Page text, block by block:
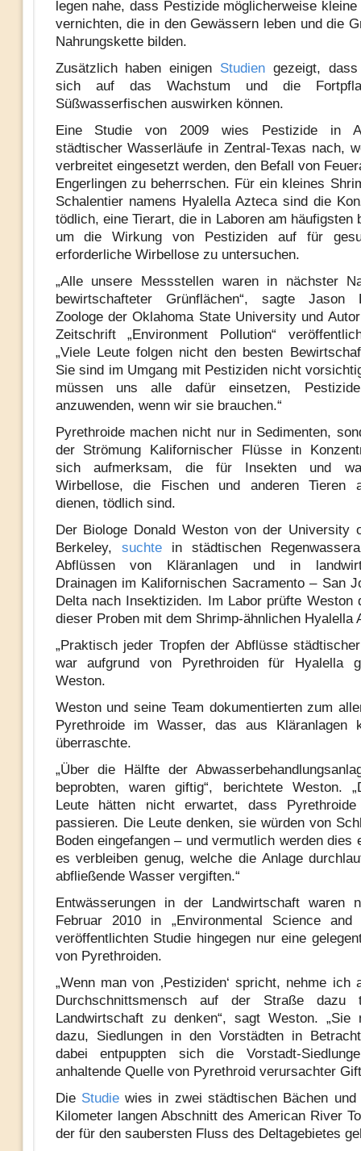
legen nahe, dass Pestizide möglicherweise kleine
vernichten, die in den Gewässern leben und die
Nahrungskette bilden.
Zusätzlich haben einigen Studien gezeigt,
sich auf das Wachstum und die
Süßwasserfischen auswirken können.
Eine Studie von 2009 wies Pestizide in
städtischer Wasserläufe in Zentral-Texas nach,
verbreitet eingesetzt werden, den Befall von
Engerlingen zu beherrschen. Für ein kleines
Schalentier namens Hyalella Azteca sind die
tödlich, eine Tierart, die in Laboren am häufigsten
um die Wirkung von Pestiziden auf für
erforderliche Wirbellose zu untersuchen.
„Alle unsere Messstellen waren in nächster
bewirtschafteter Grünflächen“, sagte Jason
Zoologe der Oklahoma State University und
Zeitschrift „Environment Pollution“
„Viele Leute folgen nicht den besten
Sie sind im Umgang mit Pestiziden nicht
müssen uns alle dafür einsetzen,
anzuwenden, wenn wir sie brauchen.“
Pyrethroide machen nicht nur in Sedimenten,
der Strömung Kalifornischer Flüsse in
sich aufmerksam, die für Insekten und
Wirbellose, die Fischen und anderen Tieren
dienen, tödlich sind.
Der Biologe Donald Weston von der University
Berkeley, suchtein städtischen
Abflüssen von Kläranlagen und in
Drainagen im Kalifornischen Sacramento – San
Delta nach Insektiziden. Im Labor prüfte Weston
dieser Proben mit dem Shrimp-ähnlichen Hyalella
„Praktisch jeder Tropfen der Abflüsse
war aufgrund von Pyrethroiden für Hyalella
Weston.
Weston und seine Team dokumentierten zum
Pyrethroide im Wasser, das aus Kläranlagen
überraschte.
„Über die Hälfte der
beprobten, waren giftig“, berichtete Weston.
Leute hätten nicht erwartet, dass
passieren. Die Leute denken, sie würden von
Boden eingefangen – und vermutlich werden dies
es verbleiben genug, welche die Anlage
abfließende Wasser vergiften.“
Entwässerungen in der Landwirtschaft waren
Februar 2010 in „Environmental Science and
veröffentlichten Studie hingegen nur eine
von Pyrethroiden.
„Wenn man von ‚Pestiziden‘ spricht, nehme ich
Durchschnittsmensch auf der Straße dazu
Landwirtschaft zu denken“, sagt Weston. „Sie
dazu, Siedlungen in den Vorstädten in
dabei entpuppten sich die Vorstadt-
anhaltende Quelle von Pyrethroid verursachter
Die Studiewies in zwei städtischen Bächen und
Kilometer langen Abschnitt des American River
der für den saubersten Fluss des Deltagebietes